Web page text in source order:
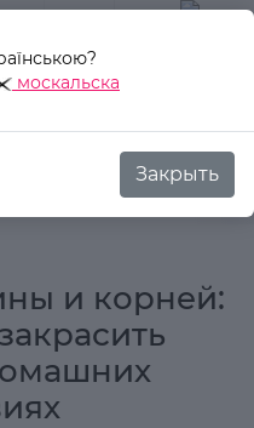
Спрей для седины и
москальска
Закрыть
и корней: